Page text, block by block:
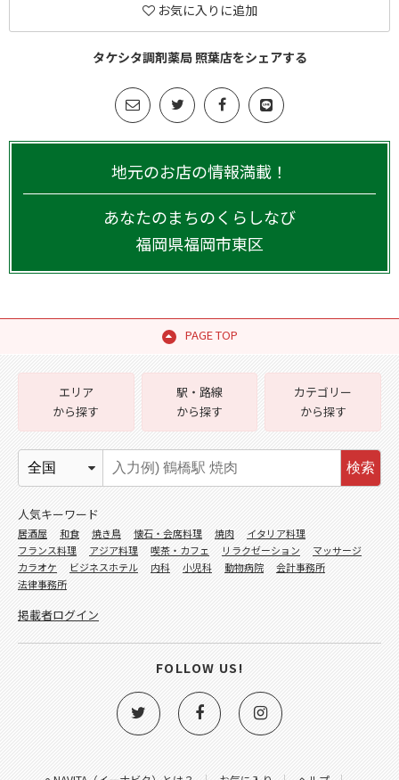
お気に入りに追加
タケシタ調剤薬局 照葉店をシェアする
地元のお店の情報満載！
あなたのまちのくらしなび
福岡県福岡市東区
PAGE TOP
エリア
から探す
駅・路線
から探す
カテゴリー
から探す
検索
人気キーワード
居酒屋 和食 焼き鳥 懐石・会席料理 焼肉
イタリア料理
フランス料理
アジア料理 喫茶・カフェ リラクゼーション
マッサージ
カラオケ
ビジネスホテル 内科 小児科 動物病院
会計事務所
法律事務所
掲載者ログイン
FOLLOW US!